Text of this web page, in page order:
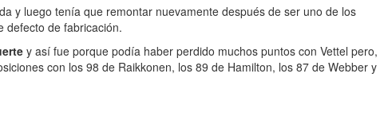
y luego tenía que remontar nuevamente después de ser uno de los
defecto de fabricación.
y así fue porque podía haber perdido muchos puntos con Vettel pero,
con los 98 de Raikkonen, los 89 de Hamilton, los 87 de Webber y